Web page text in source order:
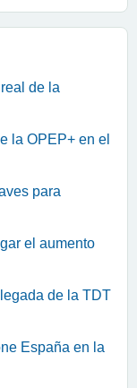
de la
la OPEP+ en el
para
el aumento
de la TDT
España en la